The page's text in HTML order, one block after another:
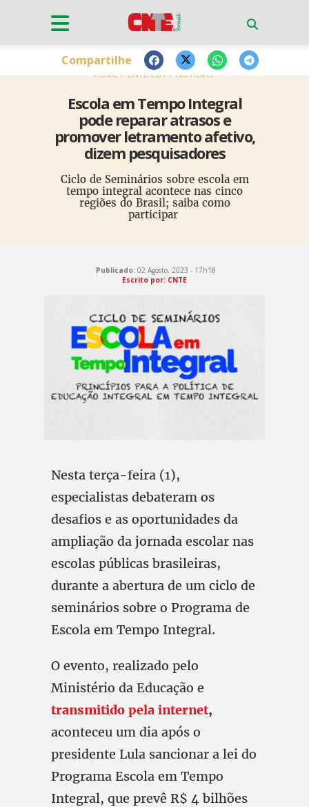
HOME CNTE-CUT NOTÍCIAS
Escola em Tempo Integral
pode reparar atrasos e
promover letramento afetivo,
dizem pesquisadores
Ciclo de Seminários sobre escola em
tempo integral acontece nas cinco
regiões do Brasil; saiba como
participar
Compartilhe
Publicado:02 Agosto, 2023 - 17h18
Escrito por: CNTE
Nesta terça-feira (1),
especialistas debateram os
desafios e as oportunidades da
ampliação da jornada escolar nas
escolas públicas brasileiras,
durante a abertura de um ciclo de
seminários sobre o Programa de
Escola em Tempo Integral.
O evento, realizado pelo
Ministério da Educação e
transmitido pela internet,
aconteceu um dia após o
presidente Lula sancionar a lei do
Programa Escola em Tempo
Integral, que prevê R$ 4 bilhões